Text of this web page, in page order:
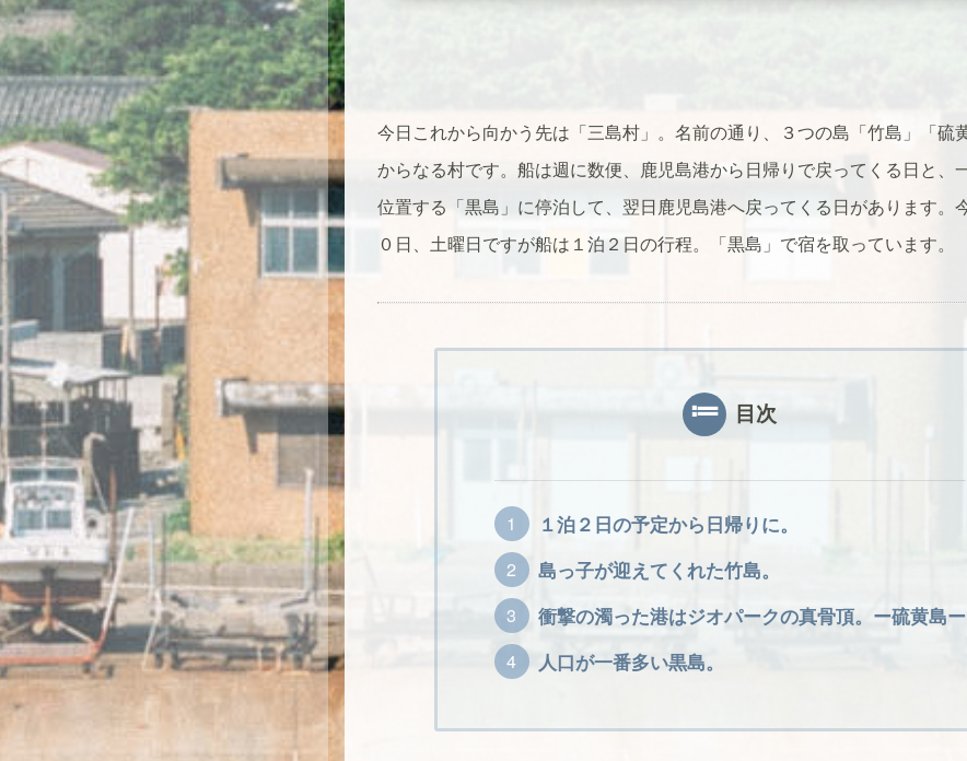
今日これから向かう先は「三島村」。名前の通り、３つの島「竹島」「硫
からなる村です。船は週に数便、鹿児島港から日帰りで戻ってくる日と、
位置する「黒島」に停泊して、翌日鹿児島港へ戻ってくる日があります。
０日、土曜日ですが船は１泊２日の行程。「黒島」で宿を取っています。
目次
１泊２日の予定から日帰りに。
島っ子が迎えてくれた竹島。
衝撃の濁った港はジオパークの真骨頂。ー硫黄島ー
人口が一番多い黒島。